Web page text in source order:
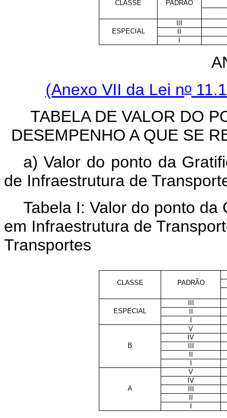
CLASSE PADRÃO
ESPECIAL
(Anexo VII da Lei no
TABELA DE VALOR DO
DESEMPENHO A QUE SE
a) Valor do ponto da
de Infraestrutura de
Tabela I: Valor do ponto da
em Infraestrutura de
Transportes
CLASSE PADRÃO
III
ESPECIAL
II
I
V
IV
B
III
II
I
V
IV
A
III
II
I